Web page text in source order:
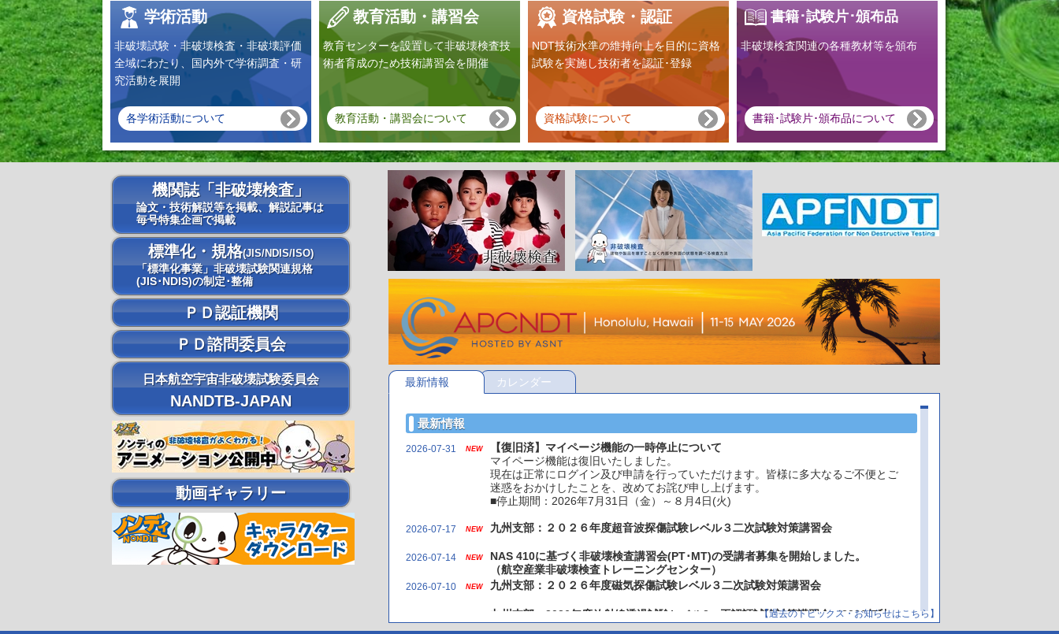
学術活動
非破壊試験・非破壊検査・非破壊評価
全域にわたり、国内外で学術調査・研
究活動を展開
各学術活動について
教育活動・講習会
教育センターを設置して非破壊検査技
術者育成のため技術講習会を開催
教育活動・講習会について
資格試験・認証
NDT技術水準の維持向上を目的に資格
試験を実施し技術者を認証･登録
資格試験について
書籍･試験片･頒布品
非破壊検査関連の各種教材等を頒布
書籍･試験片･頒布品について
機関誌「非破壊検査」
論文・技術解説等を掲載、解説記事は
毎号特集企画で掲載
標準化・規格(JIS/NDIS/ISO)
「標準化事業」非破壊試験関連規格
(JIS･NDIS)の制定･整備
ＰＤ認証機関
ＰＤ諮問委員会
日本航空宇宙非破壊試験委員会
NANDTB-JAPAN
動画ギャラリー
最新情報 カレンダー
最新情報
2026-07-31 NEW
【復旧済】マイページ機能の一時停止について
マイページ機能は復旧いたしました。
現在は正常にログイン及び申請を行っていただけます。皆様に多大なるご不便とご
迷惑をおかけしたことを、改めてお詫び申し上げます。
■停止期間：2026年7月31日（金）～８月4日(火)
2026-07-17 NEW 九州支部：２０２６年度超音波探傷試験レベル３二次試験対策講習会
2026-07-14 NEW
NAS 410に基づく非破壊検査講習会(PT･MT)の受講者募集を開始しました。
（航空産業非破壊検査トレーニングセンター）
2026-07-10 NEW 九州支部：２０２６年度磁気探傷試験レベル３二次試験対策講習会
九州支部：2026年度放射線透過試験レベル2・再認証試験対策講習会（2026年秋
【過去のトピックス・お知らせはこちら】